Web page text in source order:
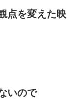
点を変えた映
いので